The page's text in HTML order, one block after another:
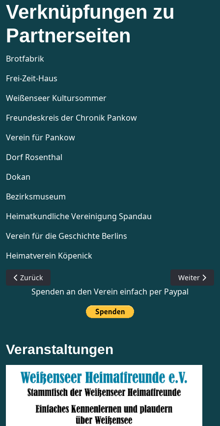
Verknüpfungen zu
Partnerseiten
Brotfabrik
Frei-Zeit-Haus
Weißenseer Kultursommer
Freundeskreis der Chronik Pankow
Verein für Pankow
Dorf Rosenthal
Dokan
Bezirksmuseum
Heimatkundliche Vereinigung Spandau
Verein für die Geschichte Berlins
Heimatverein Köpenick
Vorheriger Beitrag: Flyer
Zurück Nächster
Weiter
Spenden an den Verein einfach per Paypal
Veranstaltungen